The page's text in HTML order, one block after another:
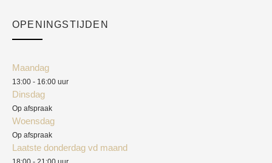
Academy
OPENINGSTIJDEN
Maandag
13:00 - 16:00 uur
Dinsdag
Op afspraak
Woensdag
Op afspraak
Laatste donderdag vd maand